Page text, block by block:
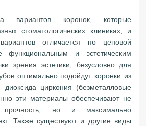
вариантов коронок, которые
стоматологических клиниках, и
отличается по ценовой
функциональным и эстетическим
зрения эстетики, безусловно для
оптимально подойдут коронки из
диоксида циркония (безметалловые
эти материалы обеспечивают не
прочность, но и максимально
Также существуют и другие виды